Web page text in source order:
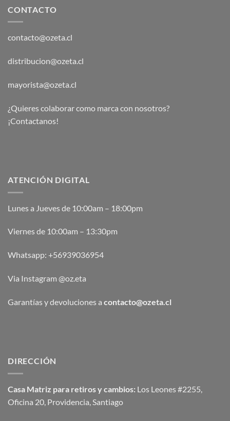
CONTACTO
contacto@ozeta.cl
distribucion@ozeta.cl
mayorista@ozeta.cl
¿Quieres colaborar como marca con nosotros?
¡Contactanos!
ATENCIÓN DIGITAL
Lunes a Jueves de 10:00am – 18:00pm
Viernes de 10:00am – 13:30pm
Whatsapp: +56939036954
Via Instagram @oz.eta
Garantías y devoluciones a contacto@ozeta.cl
DIRECCIÓN
Casa Matriz para retiros y cambios: Los Leones #2255,
Oficina 20, Providencia, Santiago